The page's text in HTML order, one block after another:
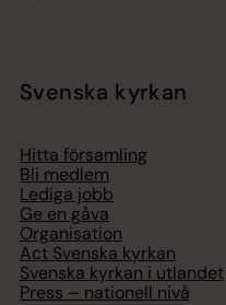
Svenska kyrkan
Hitta församling
Bli medlem
Lediga jobb
Ge en gåva
Organisation
Act Svenska kyrkan
Svenska kyrkan i utlandet
Press – nationell nivå